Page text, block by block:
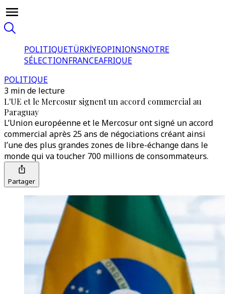
POLITIQUETÜRKİYEOPINIONSNOTRE
SÉLECTIONFRANCEAFRIQUE
POLITIQUE
3 min de lecture
L'UE et le Mercosur signent un accord commercial au
Paraguay
L’Union européenne et le Mercosur ont signé un accord
commercial après 25 ans de négociations créant ainsi
l’une des plus grandes zones de libre-échange dans le
monde qui va toucher 700 millions de consommateurs.
Partager